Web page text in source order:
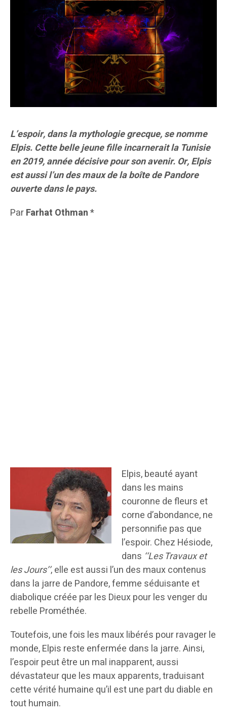
L’espoir, dans la mythologie grecque, se nomme
Elpis. Cette belle jeune fille incarnerait la Tunisie
en 2019, année décisive pour son avenir. Or, Elpis
est aussi l’un des maux de la boîte de Pandore
ouverte dans le pays.
ParFarhat Othman*
Elpis, beauté ayant
dans les mains
couronne de fleurs et
corne d’abondance, ne
personnifie pas que
l’espoir. Chez Hésiode,
dans ‘‘Les Travaux et
les Jours’’, elle est aussi l’un des maux contenus
dans la jarre de Pandore, femme séduisante et
diabolique créée par les Dieux pour les venger du
rebelle Prométhée.
Toutefois, une fois les maux libérés pour ravager le
monde, Elpis reste enfermée dans la jarre. Ainsi,
l’espoir peut être un mal inapparent, aussi
dévastateur que les maux apparents, traduisant
cette vérité humaine qu’il est une part du diable en
tout humain.